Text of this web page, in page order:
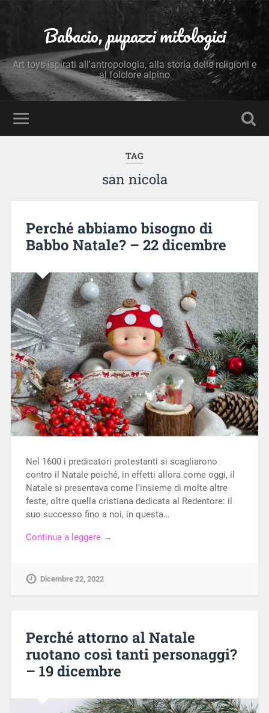
Babacio, pupazzi mitologici
Art toys ispirati all'antropologia, alla storia delle religioni e
al folclore alpino
TAG
san nicola
Perché abbiamo bisogno di
Babbo Natale? – 22 dicembre
Nel 1600 i predicatori protestanti si scagliarono
contro il Natale poiché, in effetti allora come oggi, il
Natale si presentava come l’insieme di molte altre
feste, oltre quella cristiana dedicata al Redentore: il
suo successo fino a noi, in questa…
Continua a leggere →
Dicembre 22, 2022
Perché attorno al Natale
ruotano così tanti personaggi?
– 19 dicembre